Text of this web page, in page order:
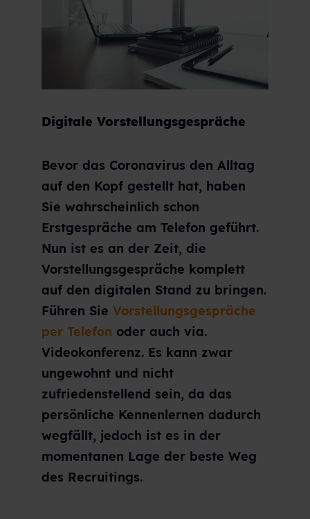
Digitale Vorstellungsgespräche
Bevor das Coronavirus den Alltag
auf den Kopf gestellt hat, haben
Sie wahrscheinlich schon
Erstgespräche am Telefon geführt.
Nun ist es an der Zeit, die
Vorstellungsgespräche komplett
auf den digitalen Stand zu bringen.
Führen Sie Vorstellungsgespräche
per Telefon oder auch via.
Videokonferenz. Es kann zwar
ungewohnt und nicht
zufriedenstellend sein, da das
persönliche Kennenlernen dadurch
wegfällt, jedoch ist es in der
momentanen Lage der beste Weg
des Recruitings.